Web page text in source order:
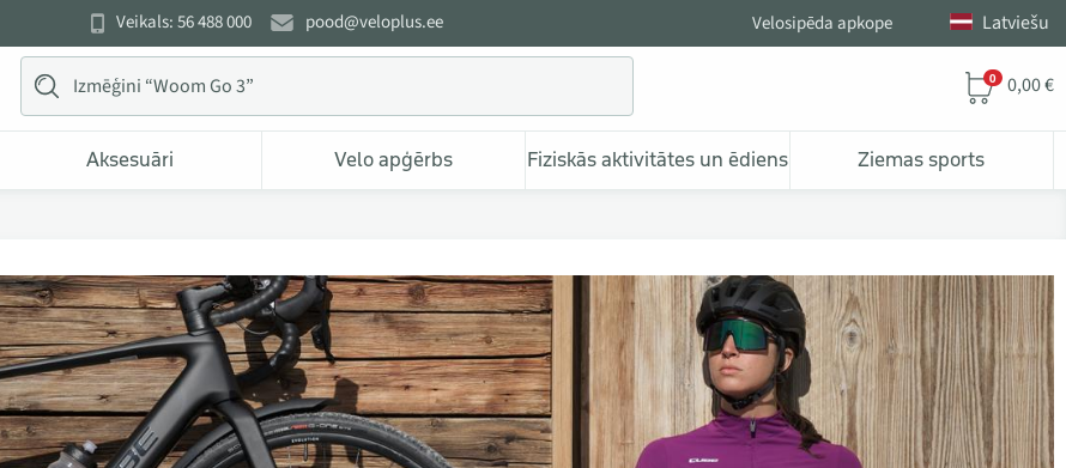
Veikals: 56 488 000 pood@veloplus.ee Velosipēda apkope Latviešu
0 0,00 €
Aksesuāri Velo apģērbs Fiziskās aktivitātes un ēdiens Ziemas sports